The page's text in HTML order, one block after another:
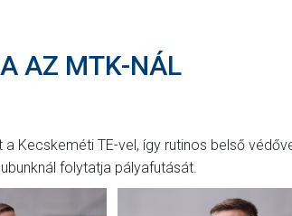
AZ MTK-NÁL
Kecskeméti TE-vel, így rutinos belső
folytatja pályafutását.